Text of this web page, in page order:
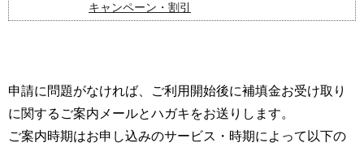
キャンペーン・割引
申請に問題がなければ、ご利用開始後に補填金お受け取り
に関するご案内メールとハガキをお送りします。
ご案内時期はお申し込みのサービス・時期によって以下の